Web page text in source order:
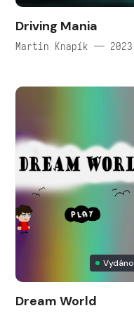
Driving Mania
Martin Knapík — 2023
Vydáno
Dream World